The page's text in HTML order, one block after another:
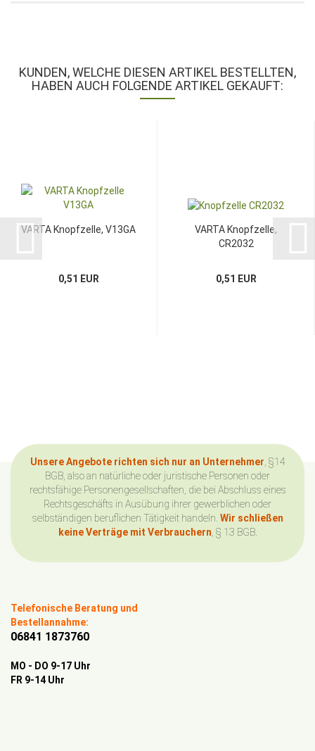
KUNDEN, WELCHE DIESEN ARTIKEL BESTELLTEN,
HABEN AUCH FOLGENDE ARTIKEL GEKAUFT:
VARTA Knopfzelle, V13GA
0,51 EUR
VARTA Knopfzelle,
CR2032
0,51 EUR
Unsere Angebote richten sich nur an Unternehmer , §14
BGB, also an natürliche oder juristische Personen oder
rechtsfähige Personengesellschaften, die bei Abschluss eines
Rechtsgeschäfts in Ausübung ihrer gewerblichen oder
selbständigen beruflichen Tätigkeit handeln. Wir schließen
keine Verträge mit Verbrauchern , § 13 BGB.
Telefonische Beratung und
Bestellannahme:
06841 1873760
MO - DO 9-17 Uhr
FR 9-14 Uhr